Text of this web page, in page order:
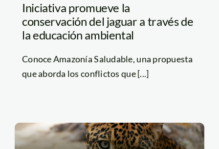
Iniciativa promueve la
conservación del jaguar a través de
la educación ambiental
Conoce Amazonía Saludable, una propuesta
que aborda los conflictos que [...]